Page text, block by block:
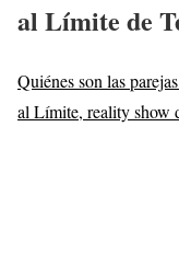
al Límite de
Quiénes son las
al Límite, reality show